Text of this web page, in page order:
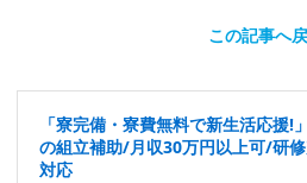
この記事へ
「寮完備・寮費無料で新生活応援
の組立補助/月収30万円以上可/研
対応